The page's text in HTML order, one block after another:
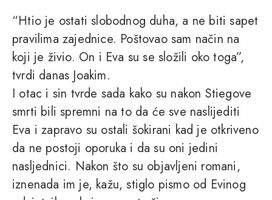
“Htio je ostati slobodnog duha, a ne biti sapet
pravilima zajednice. Poštovao sam način na
koji je živio. On i Eva su se složili oko toga”,
tvrdi danas Joakim.
I otac i sin tvrde sada kako su nakon Stiegove
smrti bili spremni na to da će sve naslijediti
Eva i zapravo su ostali šokirani kad je otkriveno
da ne postoji oporuka i da su oni jedini
nasljednici. Nakon što su objavljeni romani,
iznenada im je, kažu, stiglo pismo od Evinog